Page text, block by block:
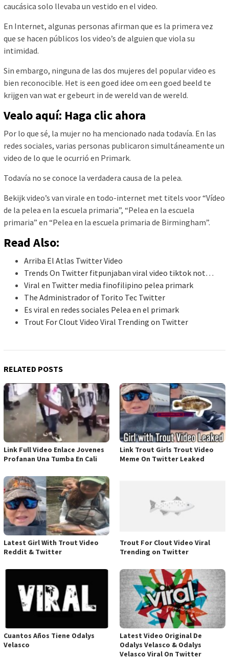
caucásica solo llevaba un vestido en el video.
En Internet, algunas personas afirman que es la primera vez
que se hacen públicos los video’s de alguien que viola su
intimidad.
Sin embargo, ninguna de las dos mujeres del popular video es
bien reconocible. Het is een goed idee om een ​​goed beeld te
krijgen van wat er gebeurt in de wereld van de wereld.
Vealo aquí: Haga clic ahora
Por lo que sé, la mujer no ha mencionado nada todavía. En las
redes sociales, varias personas publicaron simultáneamente un
video de lo que le ocurrió en Primark.
Todavía no se conoce la verdadera causa de la pelea.
Bekijk video’s van virale en todo-internet met titels voor “Vídeo
de la pelea en la escuela primaria”, “Pelea en la escuela
primaria” en “Pelea en la escuela primaria de Birmingham”.
Read Also:
Arriba El Atlas Twitter Video
Trends On Twitter fitpunjaban viral video tiktok not…
Viral en Twitter media finofilipino pelea primark
The Administrador of Torito Tec Twitter
Es viral en redes sociales Pelea en el primark
Trout For Clout Video Viral Trending on Twitter
RELATED POSTS
Link Full Video Enlace Jovenes
Profanan Una Tumba En Cali
Link Trout Girls Trout Video
Meme On Twitter Leaked
Latest Girl With Trout Video
Reddit & Twitter
Trout For Clout Video Viral
Trending on Twitter
Cuantos Años Tiene Odalys
Velasco
Latest Video Original De
Odalys Velasco & Odalys
Velasco Viral On Twitter